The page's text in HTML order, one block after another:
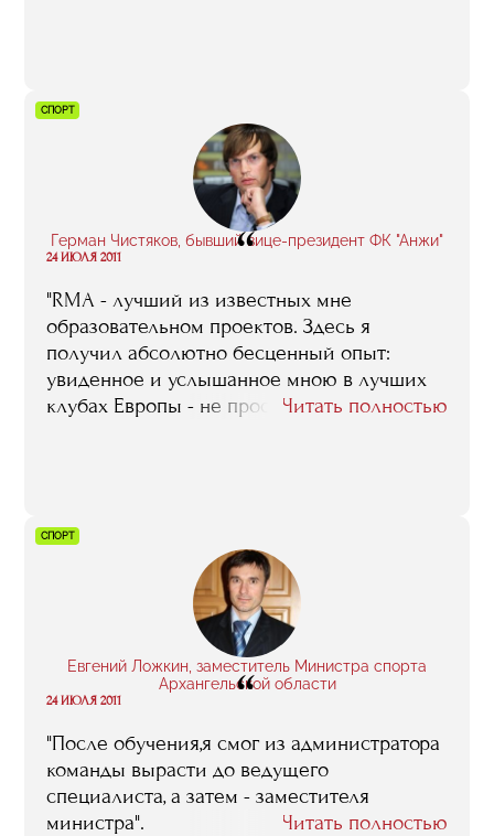
СПОРТ
Герман Чистяков, бывший вице-президент ФК "Анжи"
“
24 ИЮЛЯ 2011
"RMA - лучший из известных мне
образовательном проектов. Здесь я
получил абсолютно бесценный опыт:
увиденное и услышанное мною в лучших
клубах Европы - не просто набор шаблонов,
Читать полностью
СПОРТ
Евгений Ложкин, заместитель Министра спорта
Архангельской области
“
24 ИЮЛЯ 2011
"После обучения,я смог из администратора
команды вырасти до ведущего
специалиста, а затем - заместителя
министра".
Читать полностью